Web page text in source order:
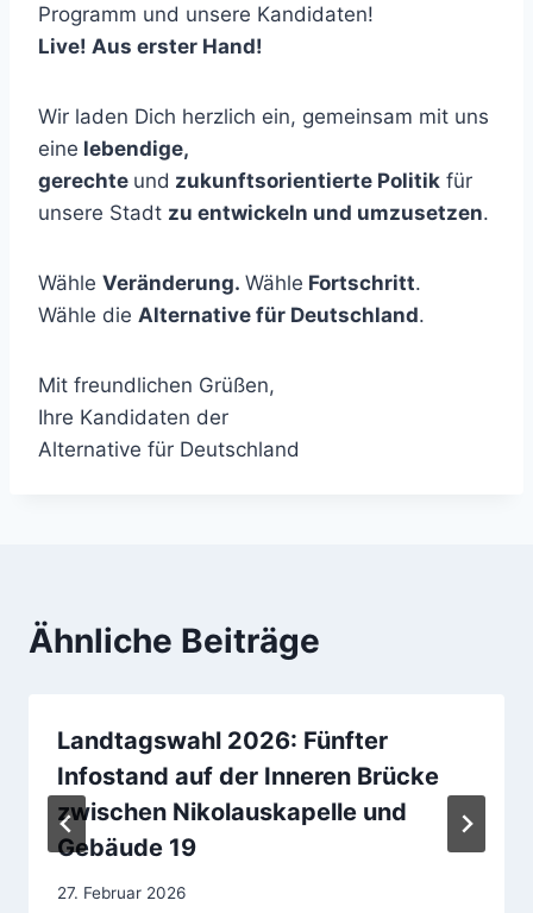
Programm und unsere Kandidaten!
Live! Aus erster Hand!
Wir laden Dich herzlich ein, gemeinsam mit uns
eine lebendige,
gerechte und zukunftsorientierte Politik für
unsere Stadt zu entwickeln und umzusetzen.
Wähle Veränderung. Wähle Fortschritt.
Wähle die Alternative für Deutschland.
Mit freundlichen Grüßen,
Ihre Kandidaten der
Alternative für Deutschland
Ähnliche Beiträge
Landtagswahl 2026: Fünfter
Infostand auf der Inneren Brücke
zwischen Nikolauskapelle und
Gebäude 19
27. Februar 2026